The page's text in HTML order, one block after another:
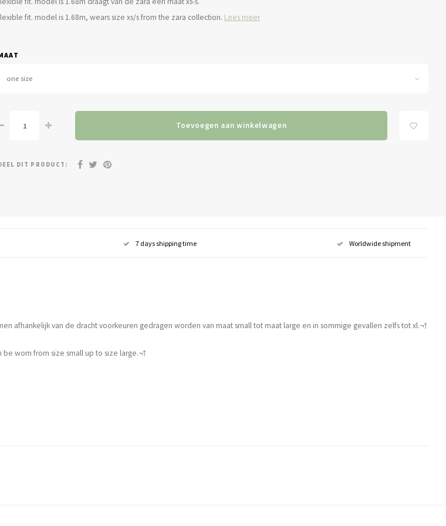
fit. model is 1.68m, wears size xs/s from the zara collection. Lees meer
one size
Toevoegen aan winkelwagen
DIT PRODUCT:
7 days shipping time Worldwide shipment
afhankelijk van de dracht voorkeuren gedragen worden van maat small tot maat large en in sommige gevallen zelfs tot xl.¬†
worn from size small up to size large.¬†